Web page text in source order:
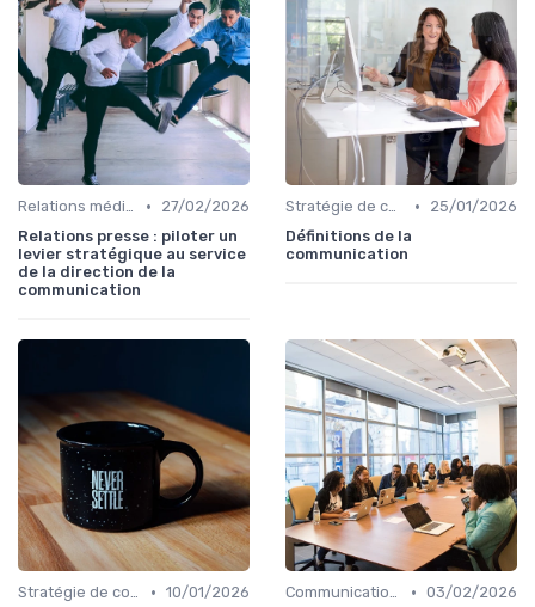
Relations médias & presse •
27/02/2026
Relations presse : piloter un
levier stratégique au service
de la direction de la
communication
Stratégie de communication d’entreprise •
25/01/2026
Définitions de la
communication
Stratégie de communication d’entreprise • 10/01/2026
Communication corporate • 03/02/2026